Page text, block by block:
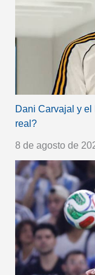
Dani Carvajal y
real?
8 de agosto de